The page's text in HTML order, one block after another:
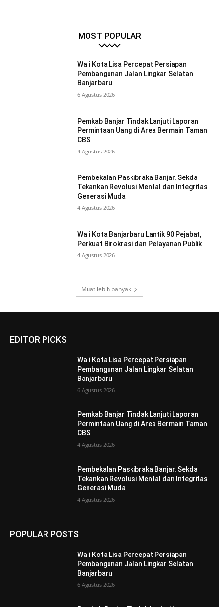
MOST POPULAR
Wali Kota Lisa Percepat Persiapan
Pembangunan Jalan Lingkar Selatan
Banjarbaru
6 Agustus 2026
Pemkab Banjar Tindak Lanjuti Laporan
Permintaan Uang di Area Bermain Taman
CBS
4 Agustus 2026
Pembekalan Paskibraka Banjar, Sekda
Tekankan Revolusi Mental dan Integritas
Generasi Muda
4 Agustus 2026
Wali Kota Banjarbaru Lantik 90 Pejabat,
Perkuat Birokrasi dan Pelayanan Publik
4 Agustus 2026
Muat lebih banyak
EDITOR PICKS
Wali Kota Lisa Percepat Persiapan
Pembangunan Jalan Lingkar Selatan
Banjarbaru
6 Agustus 2026
Pemkab Banjar Tindak Lanjuti Laporan
Permintaan Uang di Area Bermain Taman
CBS
4 Agustus 2026
Pembekalan Paskibraka Banjar, Sekda
Tekankan Revolusi Mental dan Integritas
Generasi Muda
4 Agustus 2026
POPULAR POSTS
Wali Kota Lisa Percepat Persiapan
Pembangunan Jalan Lingkar Selatan
Banjarbaru
6 Agustus 2026